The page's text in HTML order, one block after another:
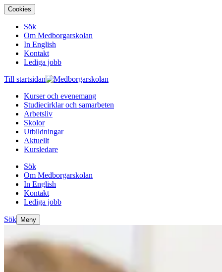
Cookies
Sök
Om Medborgarskolan
In English
Kontakt
Lediga jobb
Till startsidan
Kurser och evenemang
Studiecirklar och samarbeten
Arbetsliv
Skolor
Utbildningar
Aktuellt
Kursledare
Sök
Om Medborgarskolan
In English
Kontakt
Lediga jobb
Sök Meny